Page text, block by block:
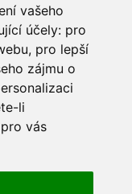
vašeho
účely: pro
, pro lepší
zájmu o
li
vás